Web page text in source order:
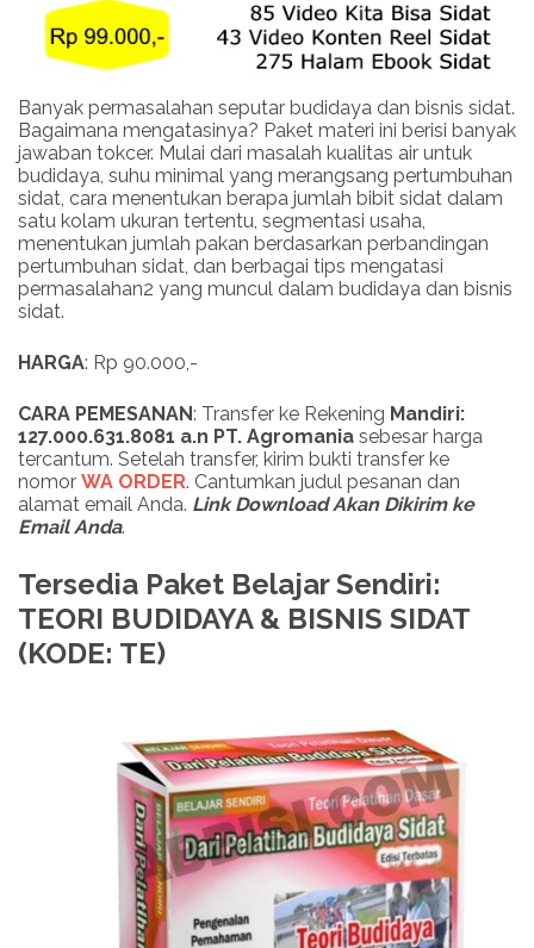
Banyak permasalahan seputar budidaya dan bisnis sidat.
Bagaimana mengatasinya? Paket materi ini berisi banyak
jawaban tokcer. Mulai dari masalah kualitas air untuk
budidaya, suhu minimal yang merangsang pertumbuhan
sidat, cara menentukan berapa jumlah bibit sidat dalam
satu kolam ukuran tertentu, segmentasi usaha,
menentukan jumlah pakan berdasarkan perbandingan
pertumbuhan sidat, dan berbagai tips mengatasi
permasalahan2 yang muncul dalam budidaya dan bisnis
sidat.
HARGA: Rp 90.000,-
CARA PEMESANAN: Transfer ke Rekening Mandiri:
127.000.631.8081 a.n PT. Agromania sebesar harga
tercantum. Setelah transfer, kirim bukti transfer ke
nomor WA ORDER. Cantumkan judul pesanan dan
alamat email Anda. Link Download Akan Dikirim ke
Email Anda.
Tersedia Paket Belajar Sendiri:
TEORI BUDIDAYA & BISNIS SIDAT
(KODE: TE)